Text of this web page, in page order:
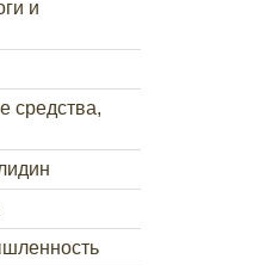
и
средства,